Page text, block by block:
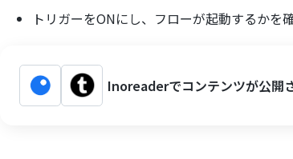
トリガーをONにし、フローが起動するかを
Inoreaderでコンテンツが公開